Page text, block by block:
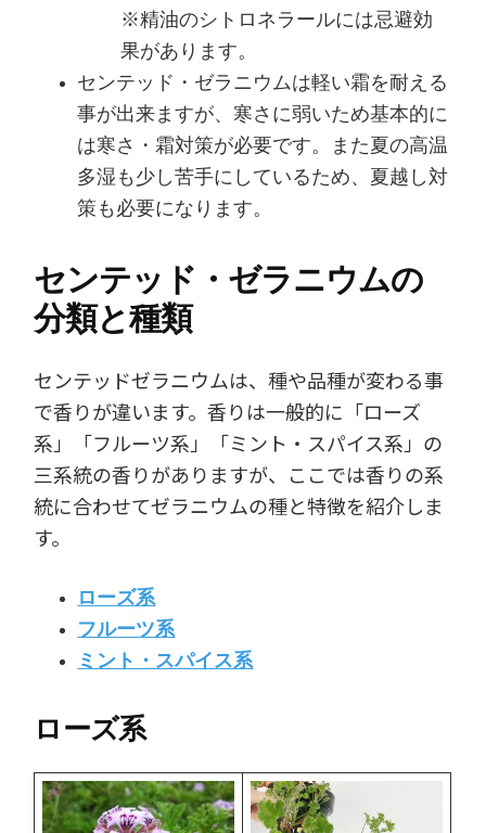
※精油のシトロネラールには忌避効
果があります。
センテッド・ゼラニウムは軽い霜を耐える
事が出来ますが、寒さに弱いため基本的に
は寒さ・霜対策が必要です。また夏の高温
多湿も少し苦手にしているため、夏越し対
策も必要になります。
センテッド・ゼラニウムの
分類と種類
センテッドゼラニウムは、種や品種が変わる事
で香りが違います。香りは一般的に「ローズ
系」「フルーツ系」「ミント・スパイス系」の
三系統の香りがありますが、ここでは香りの系
統に合わせてゼラニウムの種と特徴を紹介しま
す。
ローズ系
フルーツ系
ミント・スパイス系
ローズ系